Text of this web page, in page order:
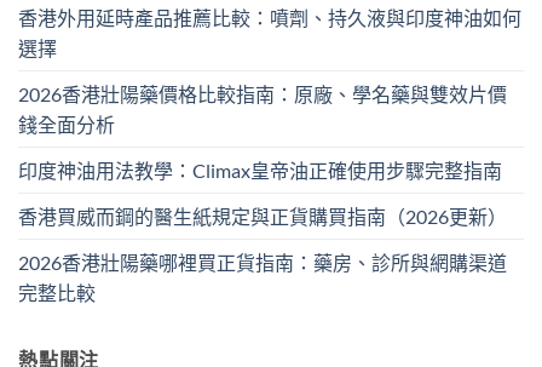
香港外用延時產品推薦比較：噴劑、持久液與印度神油如何
選擇
2026香港壯陽藥價格比較指南：原廠、學名藥與雙效片價
錢全面分析
印度神油用法教學：Climax皇帝油正確使用步驟完整指南
香港買威而鋼的醫生紙規定與正貨購買指南（2026更新）
2026香港壯陽藥哪裡買正貨指南：藥房、診所與網購渠道
完整比較
熱點關注